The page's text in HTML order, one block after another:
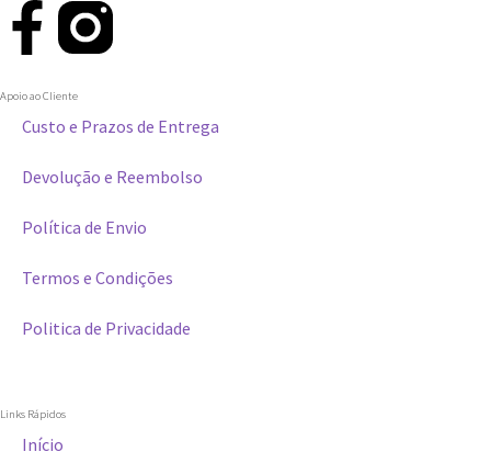
Apoio ao Cliente
Custo e Prazos de Entrega
Devolução e Reembolso
Política de Envio
Termos e Condições
Politica de Privacidade
Links Rápidos
Início